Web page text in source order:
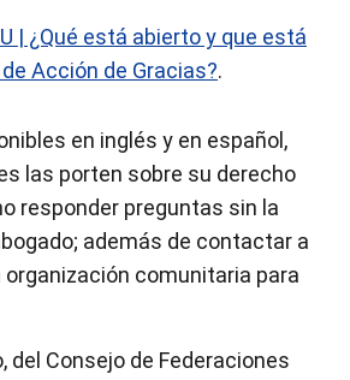
| ¿Qué está abierto y que está
Acción de Gracias?.
en inglés y en español,
las porten sobre su derecho
responder preguntas sin la
además de contactar a
organización comunitaria para
del Consejo de Federaciones